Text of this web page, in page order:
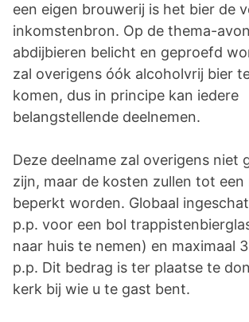
een eigen brouwerij is het bier de
inkomstenbron. Op de thema-
abdijbieren belicht en geproefd
zal overigens óók alcoholvrij bier
komen, dus in principe kan iedere
belangstellende deelnemen.
Deze deelname zal overigens niet
zijn, maar de kosten zullen tot een
beperkt worden. Globaal
p.p. voor een bol
naar huis te nemen) en maximaal
p.p. Dit bedrag is ter plaatse te
kerk bij wie u te gast bent.